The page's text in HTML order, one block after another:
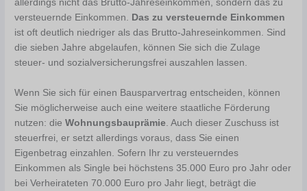
allerdings nicht das Brutto-Jahreseinkommen, sondern das zu
versteuernde Einkommen. Das zu versteuernde Einkommen
ist oft deutlich niedriger als das Brutto-Jahreseinkommen. Sind
die sieben Jahre abgelaufen, können Sie sich die Zulage
steuer- und sozialversicherungsfrei auszahlen lassen.
Wenn Sie sich für einen Bausparvertrag entscheiden, können
Sie möglicherweise auch eine weitere staatliche Förderung
nutzen: dieWohnungsbauprämie. Auch dieser Zuschuss ist
steuerfrei, er setzt allerdings voraus, dass Sie einen
Eigenbetrag einzahlen. Sofern Ihr zu versteuerndes
Einkommen als Single bei höchstens 35.000 Euro pro Jahr oder
bei Verheirateten 70.000 Euro pro Jahr liegt, beträgt die